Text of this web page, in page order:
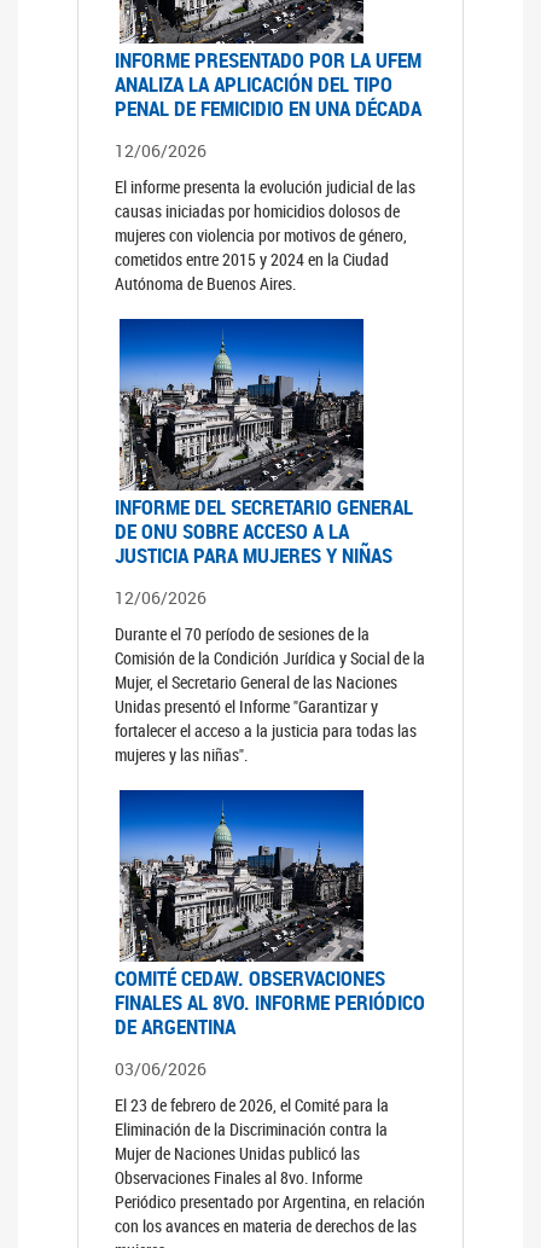
INFORME PRESENTADO POR LA UFEM
ANALIZA LA APLICACIÓN DEL TIPO
PENAL DE FEMICIDIO EN UNA DÉCADA
12/06/2026
El informe presenta la evolución judicial de las
causas iniciadas por homicidios dolosos de
mujeres con violencia por motivos de género,
cometidos entre 2015 y 2024 en la Ciudad
Autónoma de Buenos Aires.
INFORME DEL SECRETARIO GENERAL
DE ONU SOBRE ACCESO A LA
JUSTICIA PARA MUJERES Y NIÑAS
12/06/2026
Durante el 70 período de sesiones de la
Comisión de la Condición Jurídica y Social de la
Mujer, el Secretario General de las Naciones
Unidas presentó el Informe "Garantizar y
fortalecer el acceso a la justicia para todas las
mujeres y las niñas".
COMITÉ CEDAW. OBSERVACIONES
FINALES AL 8VO. INFORME PERIÓDICO
DE ARGENTINA
03/06/2026
El 23 de febrero de 2026, el Comité para la
Eliminación de la Discriminación contra la
Mujer de Naciones Unidas publicó las
Observaciones Finales al 8vo. Informe
Periódico presentado por Argentina, en relación
con los avances en materia de derechos de las